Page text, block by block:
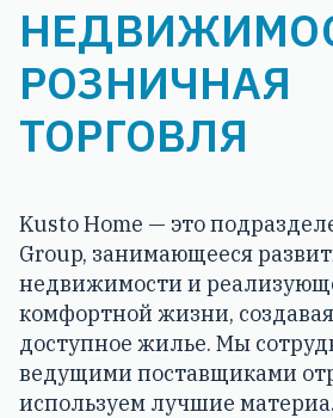
РОЗНИЧНАЯ
ТОРГОВЛЯ
Kusto Home — это
Group, занимающееся
недвижимости и
комфортной жизни,
доступное жилье. Мы
ведущими поставщиками
используем лучшие